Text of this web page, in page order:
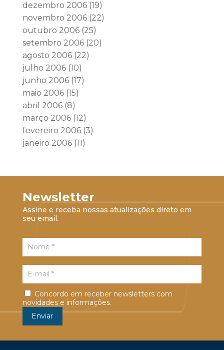
dezembro 2006(19)
novembro 2006(22)
outubro 2006(25)
setembro 2006(20)
agosto 2006(22)
julho 2006(10)
junho 2006(17)
maio 2006(15)
abril 2006(8)
março 2006(12)
fevereiro 2006(3)
janeiro 2006(11)
Newsletter
Assine e receba nossas atualizações direto em
seu email.
Concordo em receber newsletters com
novidades e informações.